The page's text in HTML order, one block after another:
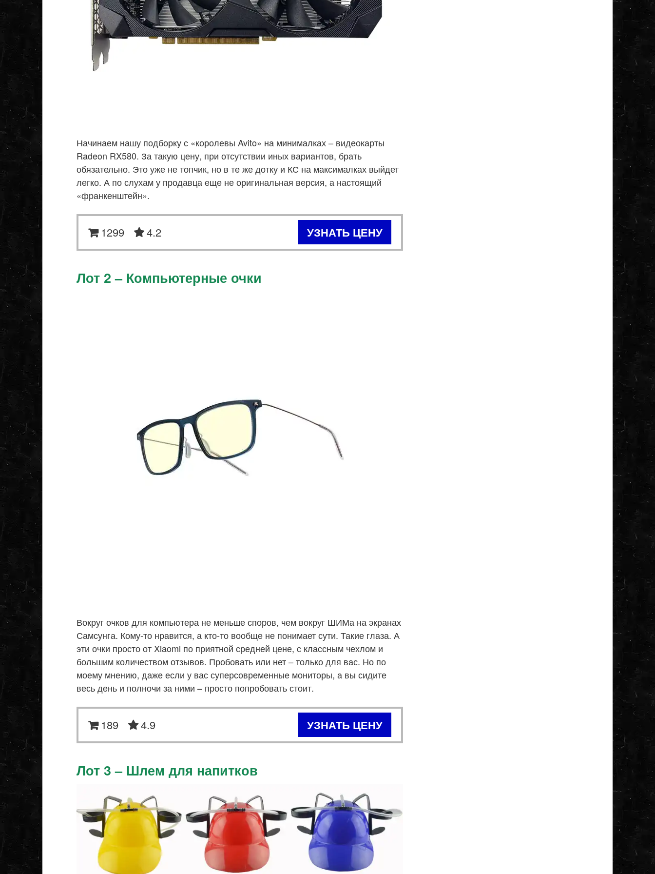
Начинаем нашу подборку с «королевы Avito» на минималках – видеокарты
Radeon RX580. За такую цену, при отсутствии иных вариантов, брать
обязательно. Это уже не топчик, но в те же дотку и КС на максималках выйдет
легко. А по слухам у продавца еще не оригинальная версия, а настоящий
«франкенштейн».
1299 4.2 УЗНАТЬ ЦЕНУ
Лот 2 – Компьютерные очки
Вокруг очков для компьютера не меньше споров, чем вокруг ШИМа на экранах
Самсунга. Кому-то нравится, а кто-то вообще не понимает сути. Такие глаза. А
эти очки просто от Xiaomi по приятной средней цене, с классным чехлом и
большим количеством отзывов. Пробовать или нет – только для вас. Но по
моему мнению, даже если у вас суперсовременные мониторы, а вы сидите
весь день и полночи за ними – просто попробовать стоит.
189 4.9 УЗНАТЬ ЦЕНУ
Лот 3 – Шлем для напитков